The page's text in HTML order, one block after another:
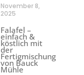
November 8,
2025
Falafel –
einfach &
köstlich mit
der
Fertigmischung
von Bauck
Mühle